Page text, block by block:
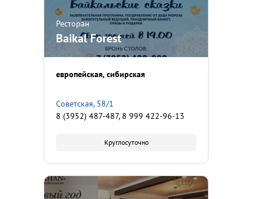
Ресторан
Baikal Forest
европейская сибирская
Советская, 58/1
8 (3952) 487-487, 8 999 422-96-13
Круглосуточно